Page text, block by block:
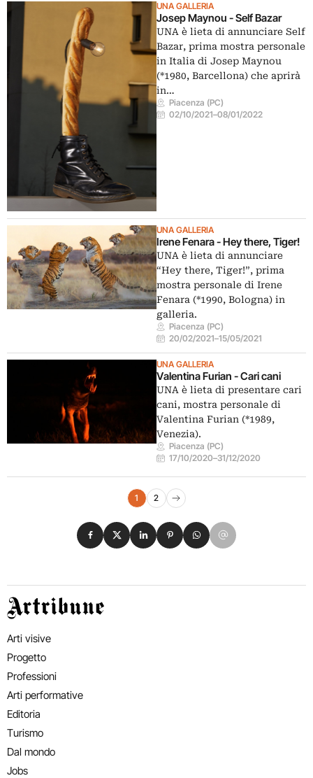
UNA GALLERIA
Josep Maynou - Self Bazar
UNA è lieta di annunciare Self
Bazar, prima mostra personale
in Italia di Josep Maynou
(*1980, Barcellona) che aprirà
in…
Piacenza (PC)
02/10/2021–08/01/2022
UNA GALLERIA
Irene Fenara - Hey there, Tiger!
UNA è lieta di annunciare
“Hey there, Tiger!”, prima
mostra personale di Irene
Fenara (*1990, Bologna) in
galleria.
Piacenza (PC)
20/02/2021–15/05/2021
UNA GALLERIA
Valentina Furian - Cari cani
UNA è lieta di presentare cari
cani, mostra personale di
Valentina Furian (*1989,
Venezia).
Piacenza (PC)
17/10/2020–31/12/2020
Navigazione eventi
1 2
Pagina successiva
Condividi su Facebook
Condividi su X
Condividi su LinkedIn
Condividi su Pinterest
Condividi su WhatsApp
Condividi su Email
Artribune
Arti visive
Progetto
Professioni
Arti performative
Editoria
Turismo
Dal mondo
Jobs